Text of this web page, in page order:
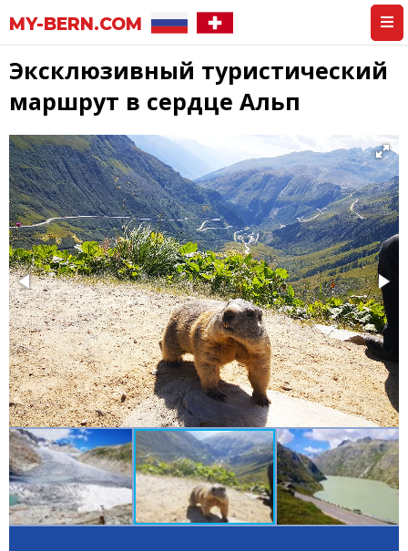
MY-BERN.COM
Эксклюзивный туристический
маршрут в сердце Альп